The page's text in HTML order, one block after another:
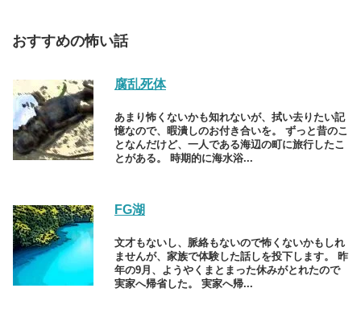
おすすめの怖い話
腐乱死体
あまり怖くないかも知れないが、拭い去りたい記
憶なので、暇潰しのお付き合いを。 ずっと昔のこ
となんだけど、一人である海辺の町に旅行したこ
とがある。 時期的に海水浴...
FG湖
文才もないし、脈絡もないので怖くないかもしれ
ませんが、家族で体験した話しを投下します。 昨
年の9月、ようやくまとまった休みがとれたので
実家へ帰省した。 実家へ帰...